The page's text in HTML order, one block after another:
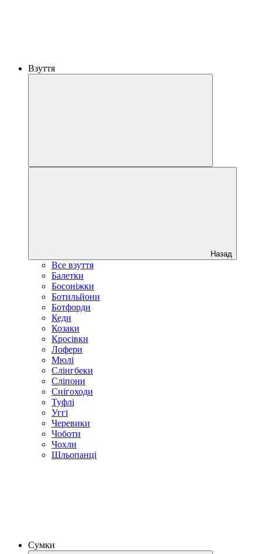
Взуття
Назад
Все взуття
Балетки
Босоніжки
Ботильйони
Ботфорди
Кеди
Козаки
Кросівки
Лофери
Мюлі
Слінгбеки
Сліпони
Снігоходи
Туфлі
Уггі
Черевики
Чоботи
Чохли
Шльопанці
Сумки